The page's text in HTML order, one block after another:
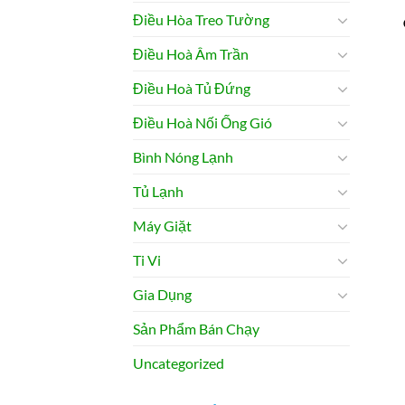
Điều Hòa Treo Tường
Điều Hoà Âm Trần
Điều Hoà Tủ Đứng
Điều Hoà Nối Ống Gió
Bình Nóng Lạnh
Tủ Lạnh
Máy Giặt
Ti Vi
Gia Dụng
Sản Phẩm Bán Chạy
Uncategorized